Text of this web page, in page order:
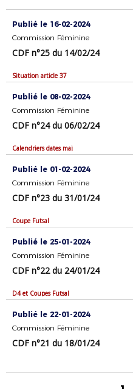
Publié le 16-02-2024
Commission Féminine
CDF n°25 du 14/02/24
Situation article 37
Publié le 08-02-2024
Commission Féminine
CDF n°24 du 06/02/24
Calendriers dates maj
Publié le 01-02-2024
Commission Féminine
CDF n°23 du 31/01/24
Coupe Futsal
Publié le 25-01-2024
Commission Féminine
CDF n°22 du 24/01/24
D4 et Coupes Futsal
Publié le 22-01-2024
Commission Féminine
CDF n°21 du 18/01/24